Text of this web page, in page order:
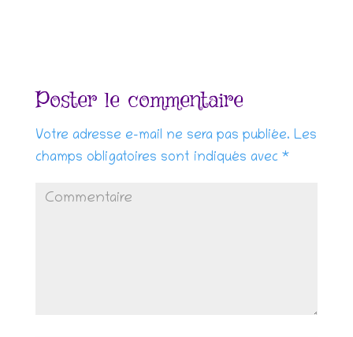
Poster le commentaire
Votre adresse e-mail ne sera pas publiée. Les
champs obligatoires sont indiqués avec *